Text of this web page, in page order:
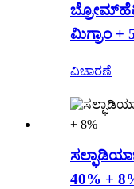
ಮಿಗ್ರಾಂ +
ವಿಚಾರಣೆ
40% +